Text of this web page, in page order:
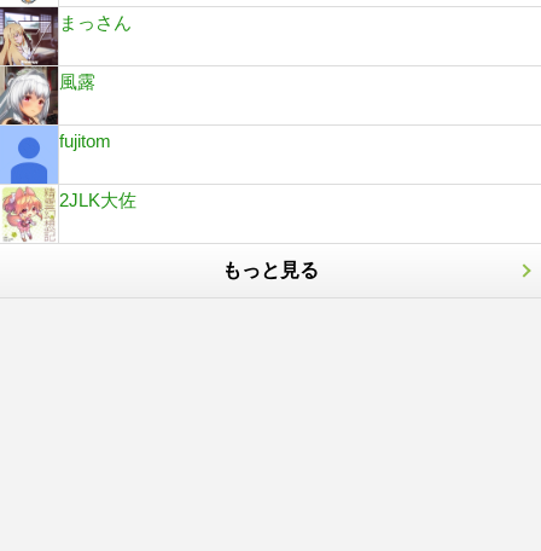
まっさん
風露
fujitom
2JLK大佐
もっと見る